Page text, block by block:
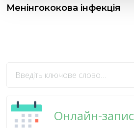
Менінгококова інфекція
щось?
Онлайн-запис